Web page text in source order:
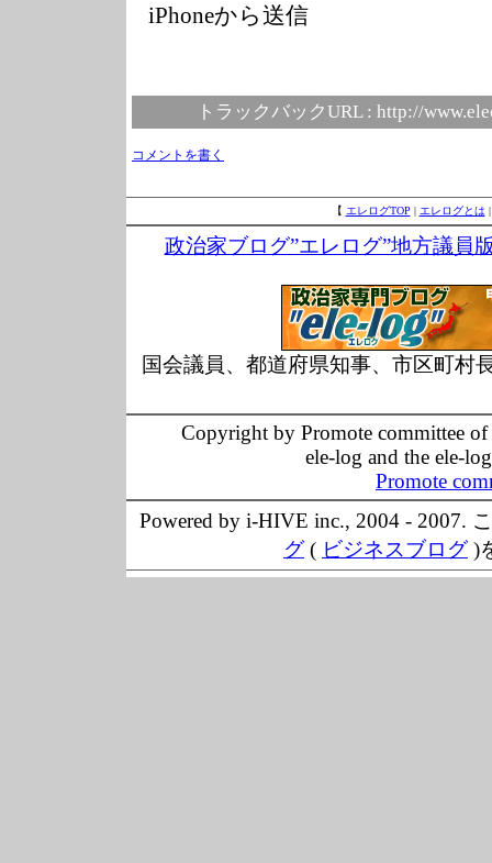
iPhoneから送信
トラックバックURL : http://
コメントを書く
【 エレログTOP エレログとは
政治家ブログ”エレログ”地方議員
国会議員、都道府県知事、市区町村
Copyright by Promote committee
ele-log and the ele-
Promote
Powered by i-HIVE inc., 2004 - 2007.
グ( ビジネスブログ)